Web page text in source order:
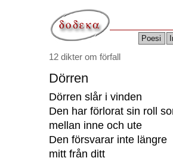
Poesi
12 dikter om förfall
Dörren
Dörren slår i vinden
Den har förlorat sin roll
mellan inne och ute
Den försvarar inte längre
mitt från ditt